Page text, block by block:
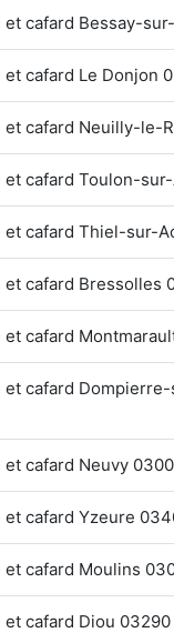
et cafard Bessay-
cafard Le Donjon
et cafard Neuilly-le-
et cafard Toulon-
et cafard Thiel-sur-
cafard Bressolles
cafard
cafard
cafard Neuvy
cafard Yzeure
cafard Moulins
cafard Diou 03290